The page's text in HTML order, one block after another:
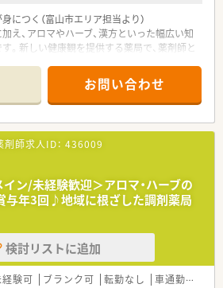
につく（富山市エリア担当より）
え、アロマやハーブ、漢方といった幅広い知
。新しい健康観を提供する薬局で、薬剤師と
＊
況について】
という好立地にあり、毎日の通勤もスムー
境が整っている店舗です。
科の処方箋を1日20枚から30枚程度応需し
業務に取り組める環境です。
宅業務にも積極的に取り組んでおり、地域医
割を担っている店舗です。
、地域に根ざした薬局として長年にわたり
サポートしている法人です。
療を組み合わせた統合医療を提案し、新しい
理念に掲げている企業です。
お問い合わせ
剤師求人ID： 436009
イン/未経験歓迎＞アロマ・ハーブの
年3回♪地域に根ざした調剤薬局
検討リストに追加
験可 ブランク可 転勤なし 車通勤可